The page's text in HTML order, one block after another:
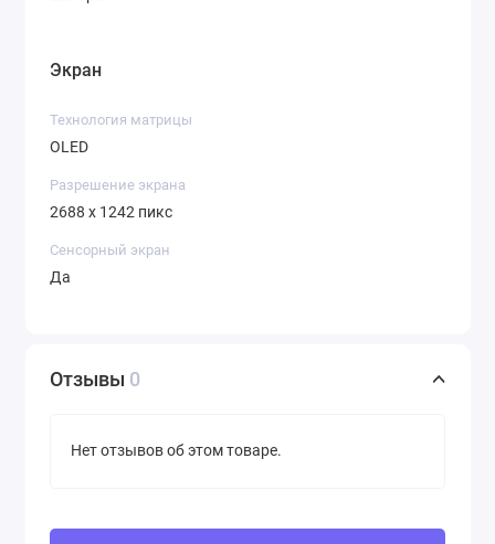
Экран
Технология матрицы
OLED
Разрешение экрана
2688 x 1242 пикс
Сенсорный экран
Да
Отзывы 0
Нет отзывов об этом товаре.